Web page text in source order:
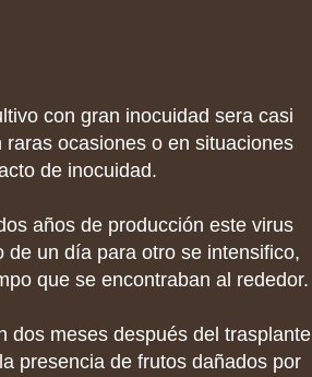
con gran inocuidad sera casi
ocasiones o en situaciones
de inocuidad.
años de producción este virus
un día para otro se intensifico,
que se encontraban al rededor.
dos meses después del trasplante
presencia de frutos dañados por